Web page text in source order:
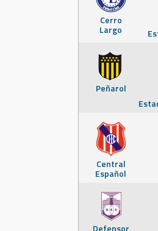
Cerro
Largo
Peñarol
Central
Español
Defensor